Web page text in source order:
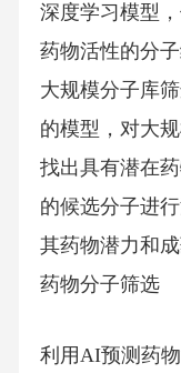
深度学习模型
药物活性的分
大规模分子库
的模型，对大
找出具有潜在
的候选分子进
其药物潜力和
药物分子筛选
利用AI预测药